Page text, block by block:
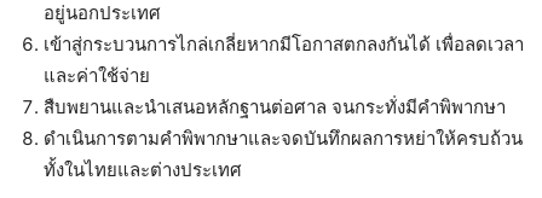
อยู่นอกประเทศ
เข้าสู่กระบวนการไกล่เกลี่ยหากมีโอกาสตกลงกันได้ เพื่อลดเวลา
และค่าใช้จ่าย
สืบพยานและนำเสนอหลักฐานต่อศาล จนกระทั่งมีคำพิพากษา
ดำเนินการตามคำพิพากษาและจดบันทึกผลการหย่าให้ครบถ้วน
ทั้งในไทยและต่างประเทศ